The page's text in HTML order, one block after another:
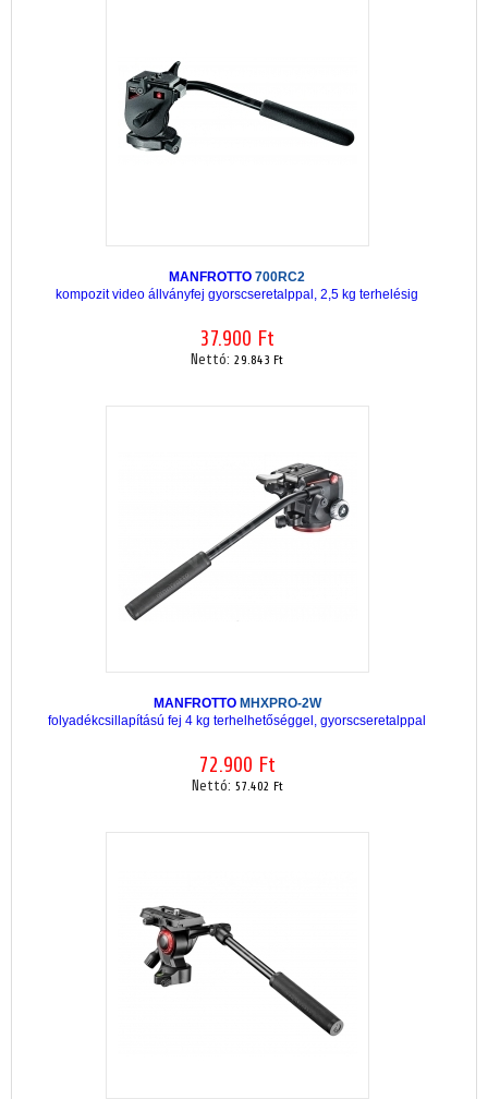
MANFROTTO 700RC2
kompozit video állványfej gyorscseretalppal, 2,5 kg terhelésig
37.900 Ft
Nettó: 29.843 Ft
MANFROTTO MHXPRO-2W
folyadékcsillapítású fej 4 kg terhelhetőséggel, gyorscseretalppal
72.900 Ft
Nettó: 57.402 Ft